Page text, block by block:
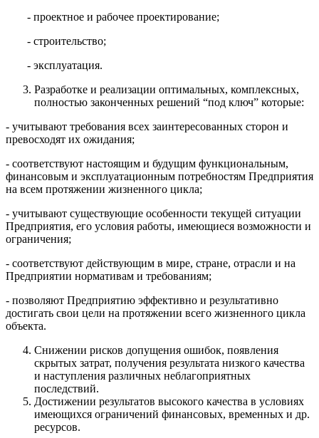
- проектное и рабочее проектирование;
- строительство;
- эксплуатация.
Разработке и реализации оптимальных, комплексных,
полностью законченных решений “под ключ” которые:
- учитывают требования всех заинтересованных сторон и
превосходят их ожидания;
- соответствуют настоящим и будущим функциональным,
финансовым и эксплуатационным потребностям Предприятия
на всем протяжении жизненного цикла;
- учитывают существующие особенности текущей ситуации
Предприятия, его условия работы, имеющиеся возможности и
ограничения;
- соответствуют действующим в мире, стране, отрасли и на
Предприятии нормативам и требованиям;
- позволяют Предприятию эффективно и результативно
достигать свои цели на протяжении всего жизненного цикла
объекта.
Снижении рисков допущения ошибок, появления
скрытых затрат, получения результата низкого качества
и наступления различных неблагоприятных
последствий.
Достижении результатов высокого качества в условиях
имеющихся ограничений финансовых, временных и др.
ресурсов.